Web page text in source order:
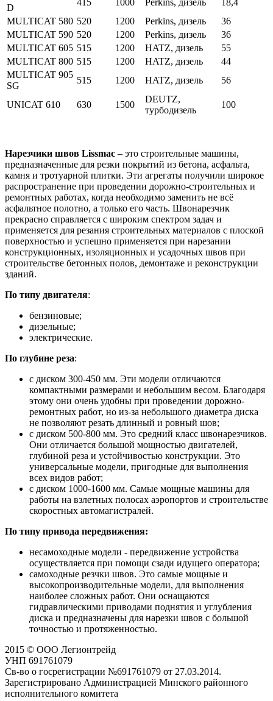
D
MULTICAT 580 520 1200 Perkins, дизель
36
MULTICAT 590 520 1200 Perkins, дизель
36
MULTICAT 605 515 1200 HATZ, дизель
55
MULTICAT 800 515 1200 HATZ, дизель
44
MULTICAT 905
SG
515 1200 HATZ, дизель 56
UNICAT 610 630 1500
DEUTZ,
турбодизель
100
Нарезчики швов Lissmac – это строительные машины,
предназначенные для резки покрытий из бетона, асфальта,
камня и тротуарной плитки. Эти агрегаты получили широкое
распространение при проведении дорожно-строительных и
ремонтных работах, когда необходимо заменить не всё
асфальтное полотно, а только его часть. Швонарезчик
прекрасно справляется с широким спектром задач и
применяется для резания строительных материалов с плоской
поверхностью и успешно применяется при нарезании
конструкционных, изоляционных и усадочных швов при
строительстве бетонных полов, демонтаже и реконструкции
зданий.
По типу двигателя:
бензиновые;
дизельные;
электрические.
По глубине реза:
c диском 300-450 мм. Эти модели отличаются
компактными размерами и небольшим весом. Благодаря
этому они очень удобны при проведении дорожно-
ремонтных работ, но из-за небольшого диаметра диска
не позволяют резать длинный и ровный шов;
c диском 500-800 мм. Это средний класс швонарезчиков.
Они отличается большой мощностью двигателей,
глубиной реза и устойчивостью конструкции. Это
универсальные модели, пригодные для выполнения
всех видов работ;
c диском 1000-1600 мм. Самые мощные машины для
работы на взлетных полосах аэропортов и строительстве
скоростных автомагистралей.
По типу привода передвижения:
несамоходные модели - передвижение устройства
осуществляется при помощи сзади идущего оператора;
самоходные резчки швов. Это самые мощные и
высокопроизводительные модели, для выполнения
наиболее сложных работ. Они оснащаются
гидравлическими приводами поднятия и углубления
диска и предназначены для нарезки швов с большой
точностью и протяженностью.
2015 © ООО Легионтрейд
УНП 691761079
Св-во о госрегистрации №691761079 от 27.03.2014.
Зарегистрировано Администрацией Минского районного
исполнительного комитета